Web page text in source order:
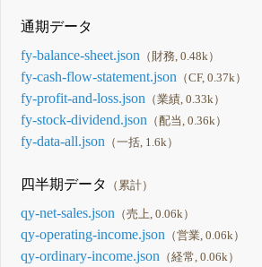
通期データ
fy-balance-sheet.json （財務, 0.48k）
fy-cash-flow-statement.json （CF, 0.37k）
fy-profit-and-loss.json （業績, 0.33k）
fy-stock-dividend.json （配当, 0.36k）
fy-data-all.json （一括, 1.6k）
四半期データ （累計）
qy-net-sales.json （売上, 0.06k）
qy-operating-income.json （営業, 0.06k）
qy-ordinary-income.json （経常, 0.06k）